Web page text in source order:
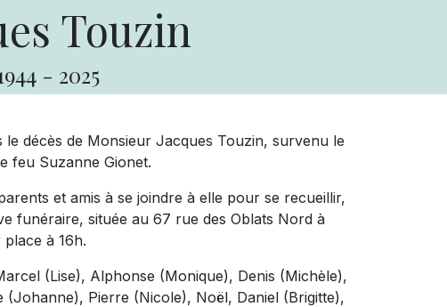
Touzin
- 2025
décès de Monsieur Jacques Touzin, survenu le
feu Suzanne Gionet.
et amis à se joindre à elle pour se recueillir,
funéraire, située au 67 rue des Oblats Nord à
à 16h.
(Lise), Alphonse (Monique), Denis (Michèle),
Pierre (Nicole), Noël, Daniel (Brigitte),